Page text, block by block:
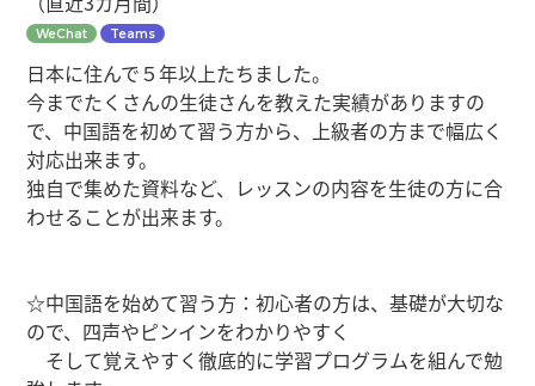
WeChat Teams
日本に住んで５年以上たちました。
今までたくさんの生徒さんを教えた実績がありますの
で、中国語を初めて習う方から、上級者の方まで幅広く
対応出来ます。
独自で集めた資料など、レッスンの内容を生徒の方に合
わせることが出来ます。
☆中国語を始めて習う方：初心者の方は、基礎が大切な
ので、四声やピンインをわかりやすく
そして覚えやすく徹底的に学習プログラムを組んで勉